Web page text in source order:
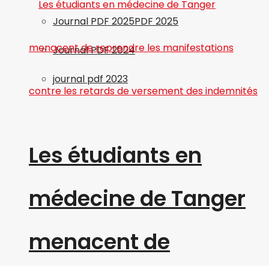
Journal PDF 2025PDF 2025
Journal PDF 2024
journal pdf 2023
Les étudiants en
médecine de Tanger
menacent de